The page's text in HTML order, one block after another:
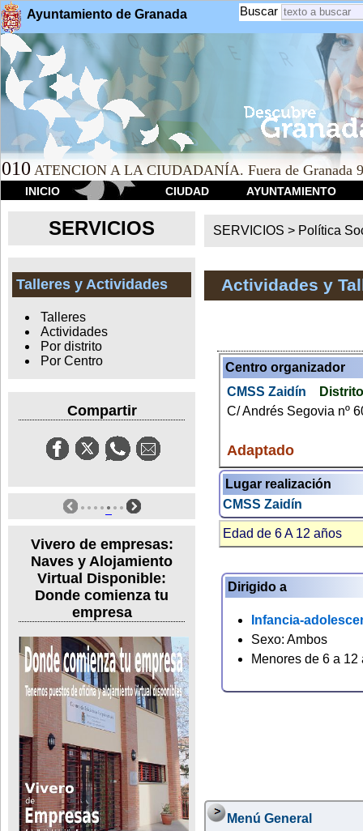
Ayuntamiento de Granada Buscar
010 ATENCION A LA CIUDADANÍA. Fuera de Granada
INICIO CIUDAD AYUNTAMIENTO
SERVICIOS
Talleres y Actividades
Talleres
Actividades
Por distrito
Por Centro
Compartir
Vivero de empresas:
Naves y Alojamiento
Virtual Disponible:
Donde comienza tu
empresa
SERVICIOS > Política
Actividades y
Centro organizador
CMSS Zaidín
C/ Andrés Segovia nº
Adaptado
Lugar realización
CMSS Zaidín
Edad de 6 A 12 años
Dirigido a
Infancia-
Sexo: Ambos
Menores de 6 a 12
Menú General